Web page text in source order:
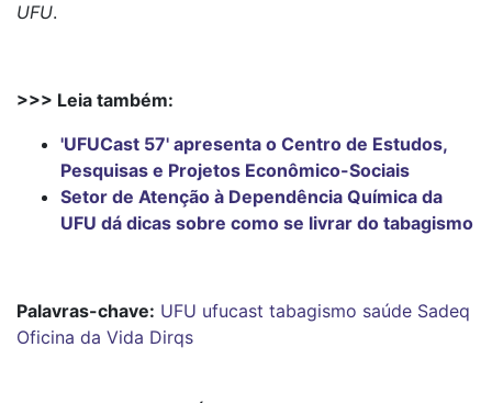
UFU.
>>> Leia também:
'UFUCast 57' apresenta o Centro de Estudos,
Pesquisas e Projetos Econômico-Sociais
Setor de Atenção à Dependência Química da
UFU dá dicas sobre como se livrar do tabagismo
Palavras-chave: UFU ufucast tabagismo saúde Sadeq
Oficina da Vida Dirqs